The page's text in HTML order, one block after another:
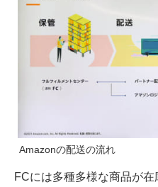
Amazonの配送の流れ
FCには多種多様な商品が